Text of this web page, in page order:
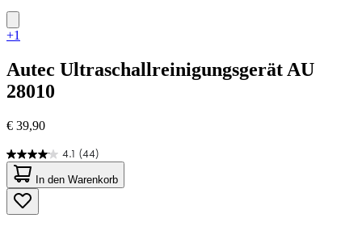
+1
Autec Ultraschallreinigungsgerät AU
28010
€ 39,90
4.1 (44)
4.1
von
5
Sternen.
44
In den Warenkorb